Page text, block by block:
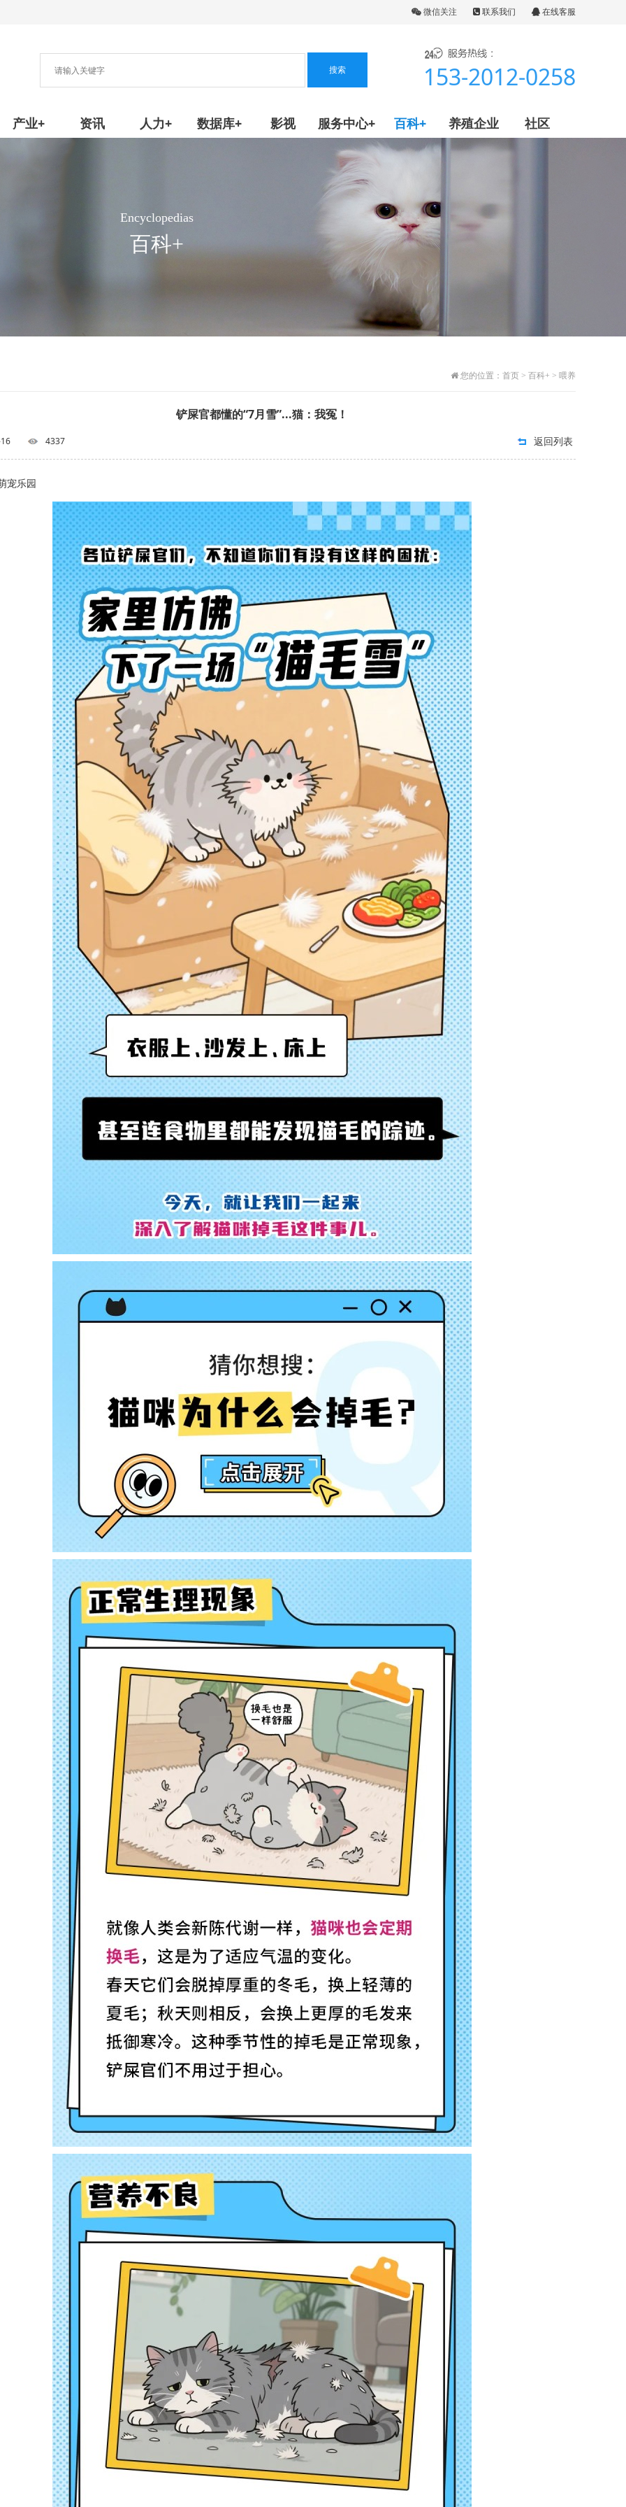
微信关注 联系我们 在线客服
153-2012-0258
产业+ 资讯 人力+ 数据库+ 影视 服务中心+ 百科+ 养殖企业 社区
Encyclopedias
百科+
您的位置： 首页 > 百科+ > 喂养
铲屎官都懂的“7月雪”...猫：我冤！
4337 返回列表
宠乐园